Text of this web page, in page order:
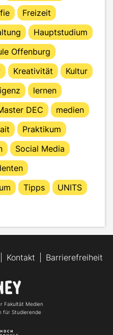
Freizeit
Hauptstudium
Offenburg
Kreativität
Kultur
lernen
DEC
medien
Praktikum
Social Media
Tipps
UNITS
Fakultät Medien
für Studierende
Kontakt Barrierefreiheit